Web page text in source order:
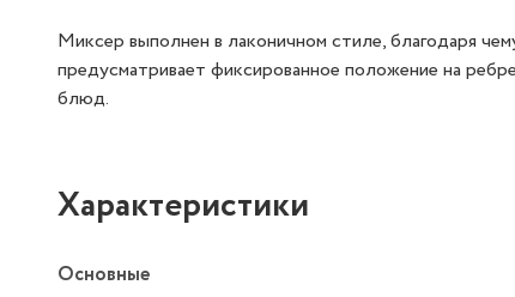
Миксер выполнен в лаконичном стиле, благодаря
предусматривает фиксированное положение на
блюд.
Характеристики
Основные